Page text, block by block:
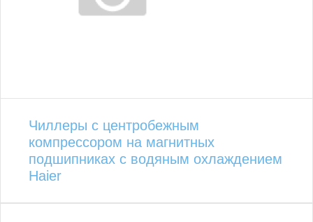
Чиллеры с центробежным
компрессором на магнитных
подшипниках с водяным охлаждением
Haier